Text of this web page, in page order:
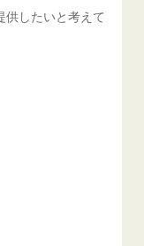
供したいと考えて